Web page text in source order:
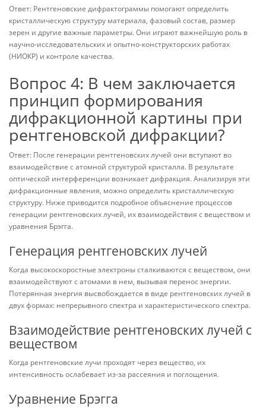
Ответ: Рентгеновские дифрактограммы помогают определить
кристаллическую структуру материала, фазовый состав, размер
зерен и другие важные параметры. Они играют важнейшую роль в
научно-исследовательских и опытно-конструкторских работах
(НИОКР) и контроле качества.
Вопрос 4: В чем заключается
принцип формирования
дифракционной картины при
рентгеновской дифракции?
Ответ: После генерации рентгеновских лучей они вступают во
взаимодействие с атомной структурой кристалла. В результате
оптической интерференции возникает дифракция. Анализируя эти
дифракционные явления, можно определить кристаллическую
структуру. Ниже приводится подробное объяснение процессов
генерации рентгеновских лучей, их взаимодействия с веществом и
уравнения Брэгга.
Генерация рентгеновских лучей
Когда высокоскоростные электроны сталкиваются с веществом, они
взаимодействуют с атомами в нем, вызывая перенос энергии.
Потерянная энергия высвобождается в виде рентгеновских лучей в
двух формах: непрерывного спектра и характеристического спектра.
Взаимодействие рентгеновских лучей с
веществом
Когда рентгеновские лучи проходят через вещество, их
интенсивность ослабевает из-за рассеяния и поглощения.
Уравнение Брэгга